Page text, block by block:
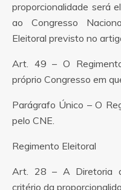
proporcionalidade será
ao Congresso
Eleitoral previsto no
Art. 49 – O
próprio Congresso em
Parágrafo Único – O
pelo CNE.
Regimento Eleitoral
Art. 28 – A Diretoria
critério da